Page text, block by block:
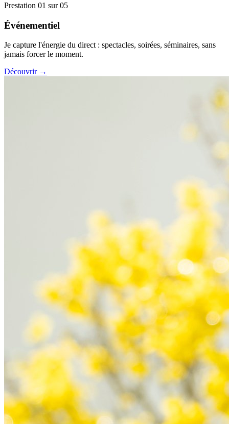
Prestation 01 sur 05
Événementiel
Je capture l'énergie du direct : spectacles, soirées, séminaires, sans
jamais forcer le moment.
Découvrir →